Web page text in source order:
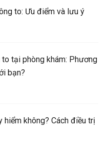
to: Ưu điểm và lưu ý
tại phòng khám: Phương
bạn?
hiểm không? Cách điều trị